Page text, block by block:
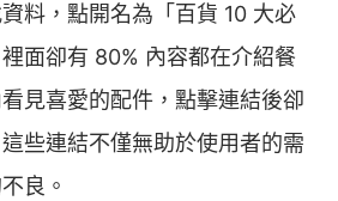
料，點開名為「百貨 10 大必
面卻有 80% 內容都在介紹餐
見喜愛的配件，點擊連結後卻
些連結不僅無助於使用者的需
良。